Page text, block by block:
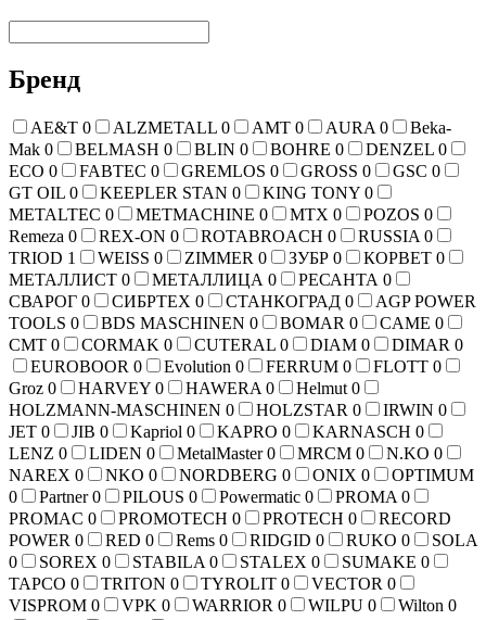
Бренд
AE&T 0 ALZMETALL 0 AMT 0 AURA 0
Beka-
Mak 0 BELMASH 0 BLIN 0 BOHRE 0 DENZEL 0
ECO 0 FABTEC 0 GREMLOS 0 GROSS 0 GSC 0
GT OIL 0 KEEPLER STAN 0 KING TONY 0
METALTEC 0 METMACHINE 0 MTX 0 POZOS 0
Remeza 0 REX-ON 0 ROTABROACH 0 RUSSIA 0
TRIOD 1 WEISS 0 ZIMMER 0 ЗУБР 0 КОРВЕТ 0
МЕТАЛЛИСТ 0 МЕТАЛЛИЦА 0 РЕСАНТА 0
СВАРОГ 0 СИБРТЕХ 0 СТАНКОГРАД 0
AGP POWER
TOOLS 0 BDS MASCHINEN 0 BOMAR 0 CAME 0
CMT 0 CORMAK 0 CUTERAL 0 DIAM 0 DIMAR 0
EUROBOOR 0 Evolution 0 FERRUM 0 FLOTT 0
Groz 0 HARVEY 0 HAWERA 0 Helmut 0
HOLZMANN-MASCHINEN 0 HOLZSTAR 0 IRWIN 0
JET 0 JIB 0 Kapriol 0 KAPRO 0 KARNASCH 0
LENZ 0 LIDEN 0 MetalMaster0 MRCM 0 N.KO 0
NAREX 0 NKO 0 NORDBERG 0 ONIX 0
OPTIMUM
0
Partner0 PILOUS 0 Powermatic 0 PROMA 0
PROMAC 0 PROMOTECH 0 PROTECH 0
RECORD
POWER 0 RED 0 Rems 0 RIDGID 0 RUKO 0
SOLA
0
SOREX 0 STABILA 0 STALEX 0 SUMAKE 0
TAPCO 0 TRITON 0 TYROLIT 0 VECTOR 0
VISPROM 0 VPK 0 WARRIOR 0 WILPU 0 Wilton 0